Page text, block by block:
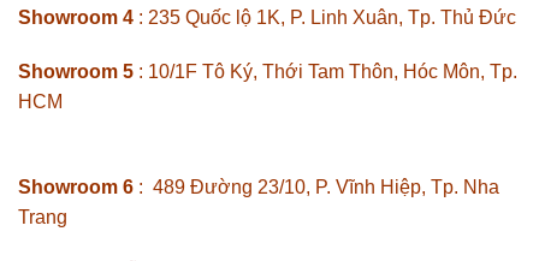
Showroom 4 : 235 Quốc lộ 1K, P. Linh Xuân, Tp. Thủ Đức
Showroom 5 : 10/1F Tô Ký, Thới Tam Thôn, Hóc Môn, Tp.
HCM
Showroom 6 : 489 Đường 23/10, P. Vĩnh Hiệp, Tp. Nha
Trang